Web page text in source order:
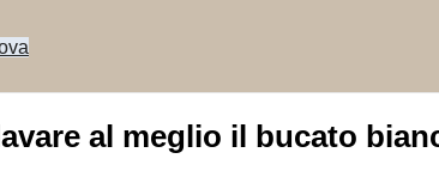
al meglio il bucato